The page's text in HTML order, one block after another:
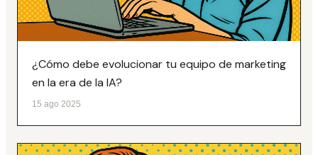
¿Cómo debe evolucionar tu equipo de marketing
en la era de la IA?
15 ago 2025